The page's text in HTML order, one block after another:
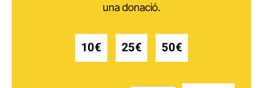
una donació.
10€ 25€ 50€